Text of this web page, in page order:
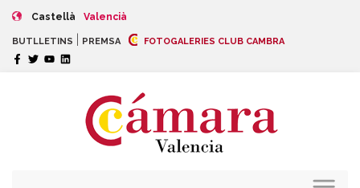
Castellà Valencià
BUTLLETINS PREMSA FOTOGALERIES CLUB CAMBRA